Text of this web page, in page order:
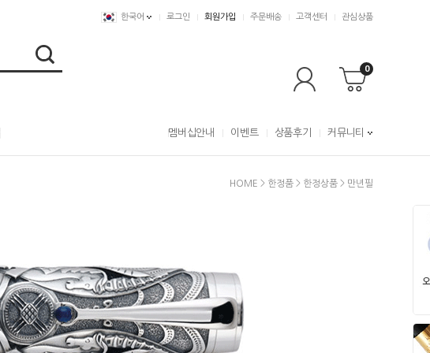
한국어 로그인 회원가입 주문배송 고객센터 관심상품
0
멤버십안내 이벤트 상품후기 커뮤니티
HOME > 한정품 > 한정상품 > 만년필